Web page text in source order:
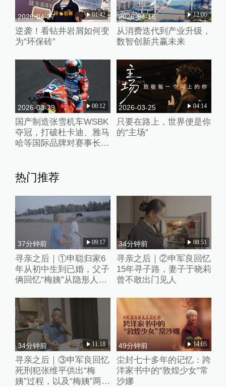
2026-04-27 01:42
逆袭！看钻井岩屑如何变
为“环保砖”
2026-04-16 12:00
从消费迭代到产业升级，
数智创新共赢未来
2026-03-29 00:12
国产制造张雪机车WSBK
夺冠，打破杜卡迪、雅马
哈等国际品牌对赛事长期
2026-03-25 04:14
只要在路上，世界便是你
的“主场”
热门推荐
37分钟前 09:17
寻亲之后｜①申聪归家6
年从初中生到已婚，父子
俩回忆“梅姨”从隐形人
34分钟前 08:51
寻亲之后｜②申军良回忆
15年寻子路，妻子于晓莉
曾不敢出门见人
34分钟前 11:18
寻亲之后｜③申军良回忆
死刑犯张维平供出“梅
姨”过程，以及“梅姨”两张
49分钟前 14:05
尘封七十多年的记忆：跨
洋家书中的“敦煌少女”常
沙娜